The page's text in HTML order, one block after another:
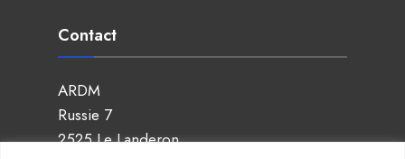
Contact
ARDM
Russie 7
2525 Le Landeron